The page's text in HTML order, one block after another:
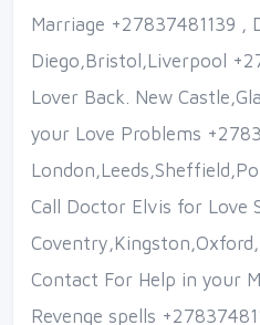
Marriage +27837481139 ,
Diego,Bristol,Liverpool
Lover Back. New
your Love Problems
Call Doctor Elvis for Love
Contact For Help in your
Revenge spells